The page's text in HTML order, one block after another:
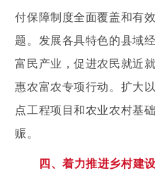
付保障制度全面覆盖和有
题。发展各具特色的县域
富民产业，促进农民就近
惠农富农专项行动。扩大
点工程项目和农业农村基
赈。
四、着力推进乡村建设